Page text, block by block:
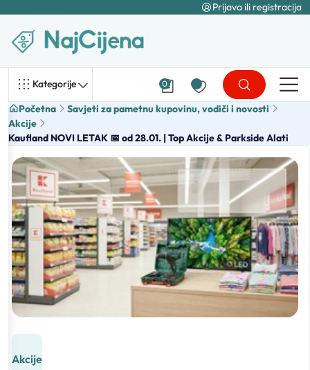
Prijava ili registracija
Kategorije 0
Početna
Savjeti za pametnu kupovinu, vodiči i novosti
Akcije
Kaufland NOVI LETAK 📅 od 28.01. | Top Akcije & Parkside Alati
Akcije